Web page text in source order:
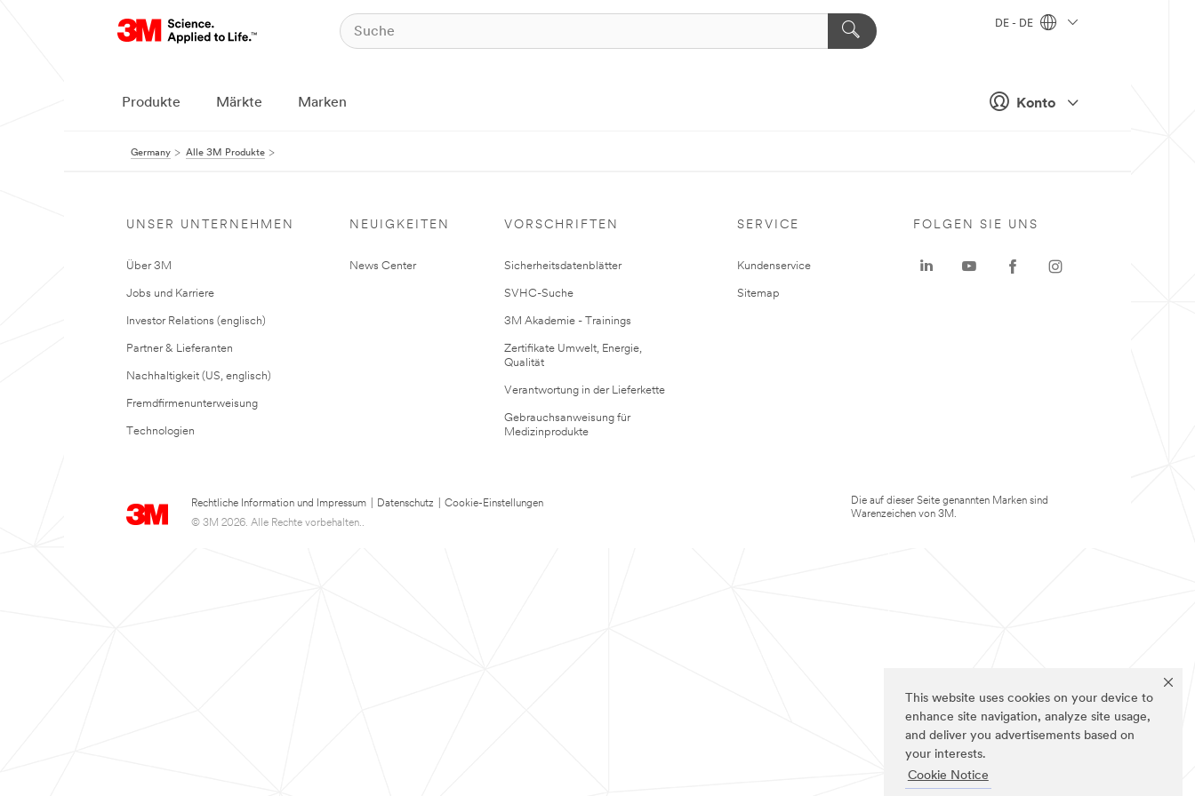
This website uses cookies on your device to
enhance site navigation, analyze site usage,
and deliver you advertisements based on
your interests.
Cookie Notice
Konto
DE - DE
Produkte Märkte Marken
Germany Alle 3M Produkte
UNSER UNTERNEHMEN
Über 3M
Jobs und Karriere
Investor Relations (englisch)
Partner & Lieferanten
Nachhaltigkeit (US, englisch)
Fremdfirmenunterweisung
Technologien
NEUIGKEITEN
News Center
VORSCHRIFTEN
Sicherheitsdatenblätter
SVHC-Suche
3M Akademie - Trainings
Zertifikate Umwelt, Energie,
Qualität
Verantwortung in der Lieferkette
Gebrauchsanweisung für
Medizinprodukte
SERVICE
Kundenservice
Sitemap
Rechtliche Information und Impressum Datenschutz
Cookie-Einstellungen
© 3M 2026. Alle Rechte vorbehalten..
FOLGEN SIE UNS
Die auf dieser Seite genannten Marken sind
Warenzeichen von 3M.